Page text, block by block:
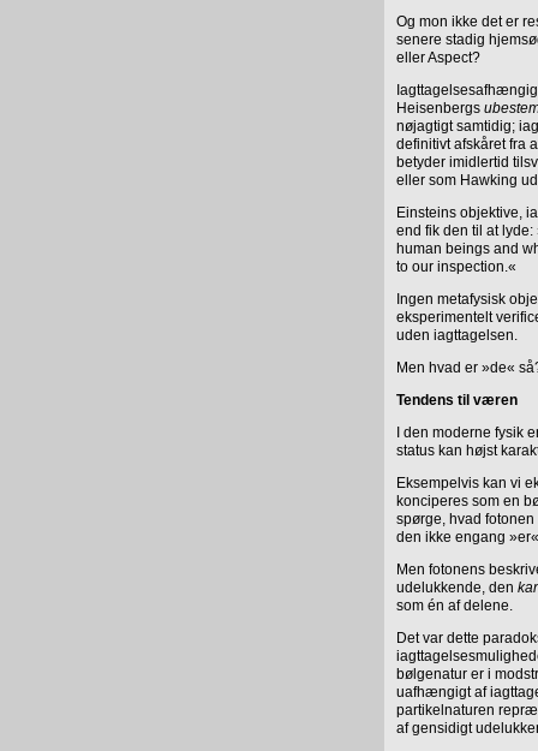
Og mon ikke det er
senere stadig
eller Aspect?
Heisenbergs
nøjagtigt samtidig;
definitivt afskåret fra
betyder imidlertid
eller som Hawking
Einsteins objektive,
end fik den til at
human beings and
to our inspection.«
Ingen metafysisk
eksperimentelt
uden iagttagelsen.
Men hvad er »de«
Tendens til væren
I den moderne fysik
status kan højst
Eksempelvis kan vi
konciperes som en
spørge, hvad fotonen
den ikke engang
Men fotonens
udelukkende, den
som én af delene.
Det var dette
bølgenatur er i
uafhængigt af
partikelnaturen
af gensidigt